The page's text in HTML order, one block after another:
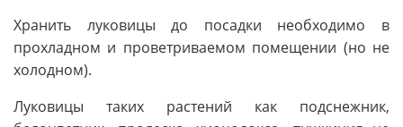
Хранить луковицы до посадки необходимо в
прохладном и проветриваемом помещении (но не
холодном).
Луковицы таких растений как подснежник,